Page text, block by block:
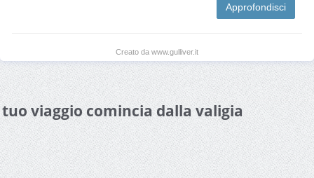
Approfondisci
Creato da www.gulliver.it
viaggio comincia dalla valigia